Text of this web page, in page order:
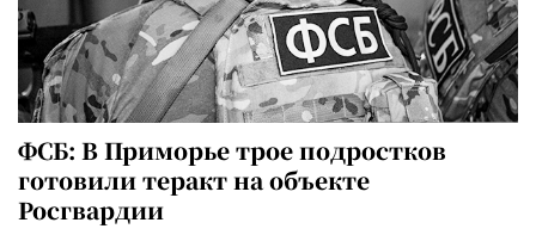
ФСБ: В Приморье трое подростков
готовили теракт на объекте
Росгвардии